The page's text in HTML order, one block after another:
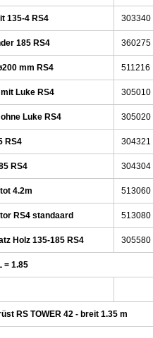
135-4 RS4 303340
185 RS4 360275
mm RS4 511216
Luke RS4 305010
Luke RS4 305020
RS4 304321
RS4 304304
tot 4.2m 513060
RS4 standaard 513080
Holz 135-185 RS4 305580
= 1.85
RS TOWER 42 - breit 1.35 m